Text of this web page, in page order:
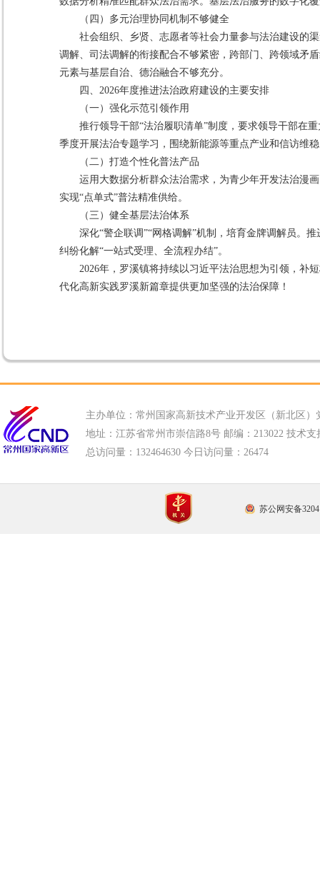
（四）多元治理协同机制不够健全
社会组织、乡贤、志愿者等社会力量参与法治建设的
调解、司法调解的衔接配合不够紧密，跨部门、跨领域矛
元素与基层自治、德治融合不够充分。
四、2026年度推进法治政府建设的主要安排
（一）强化示范引领作用
推行领导干部“法治履职清单”制度，要求领导干部在
季度开展法治专题学习，围绕新能源等重点产业和信访维
（二）打造个性化普法产品
运用大数据分析群众法治需求，为青少年开发法治漫
实现“点单式”普法精准供给。
（三）健全基层法治体系
深化“警企联调”“网格调解”机制，培育金牌调解员。
纠纷化解“一站式受理、全流程办结”。
2026年，罗溪镇将持续以习近平法治思想为引领，补
代化高新实践罗溪新篇章提供更加坚强的法治保障！
主办单位：常州国家高新技术产业开发区（新北区）
地址：江苏省常州市崇信路8号 邮编：213022 技术支
总访问量： 132464630 今日访问量： 26474
苏公网安备